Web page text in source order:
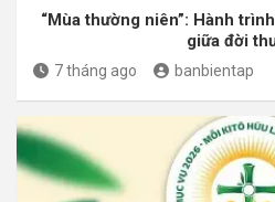
“Mùa thường niên”: Hành
giữa đời
7 tháng ago banbientap